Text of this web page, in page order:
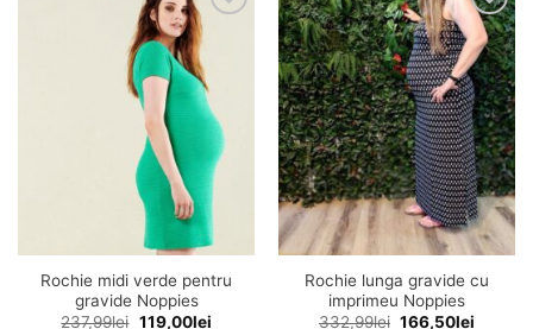
mai
multe
variații.
Opțiunile
pot
alese
în
pagina
produsului.
mai
multe
variații.
Opțiunile
pot
fi
alese
în
pagina
produsului.
Adauga
wishlist!
Rochie midi verde pentru
gravide Noppies
237,99lei 119,00lei
❤
Adauga
in
wishlist!
Rochie lunga gravide cu
imprimeu Noppies
332,99lei 166,50lei